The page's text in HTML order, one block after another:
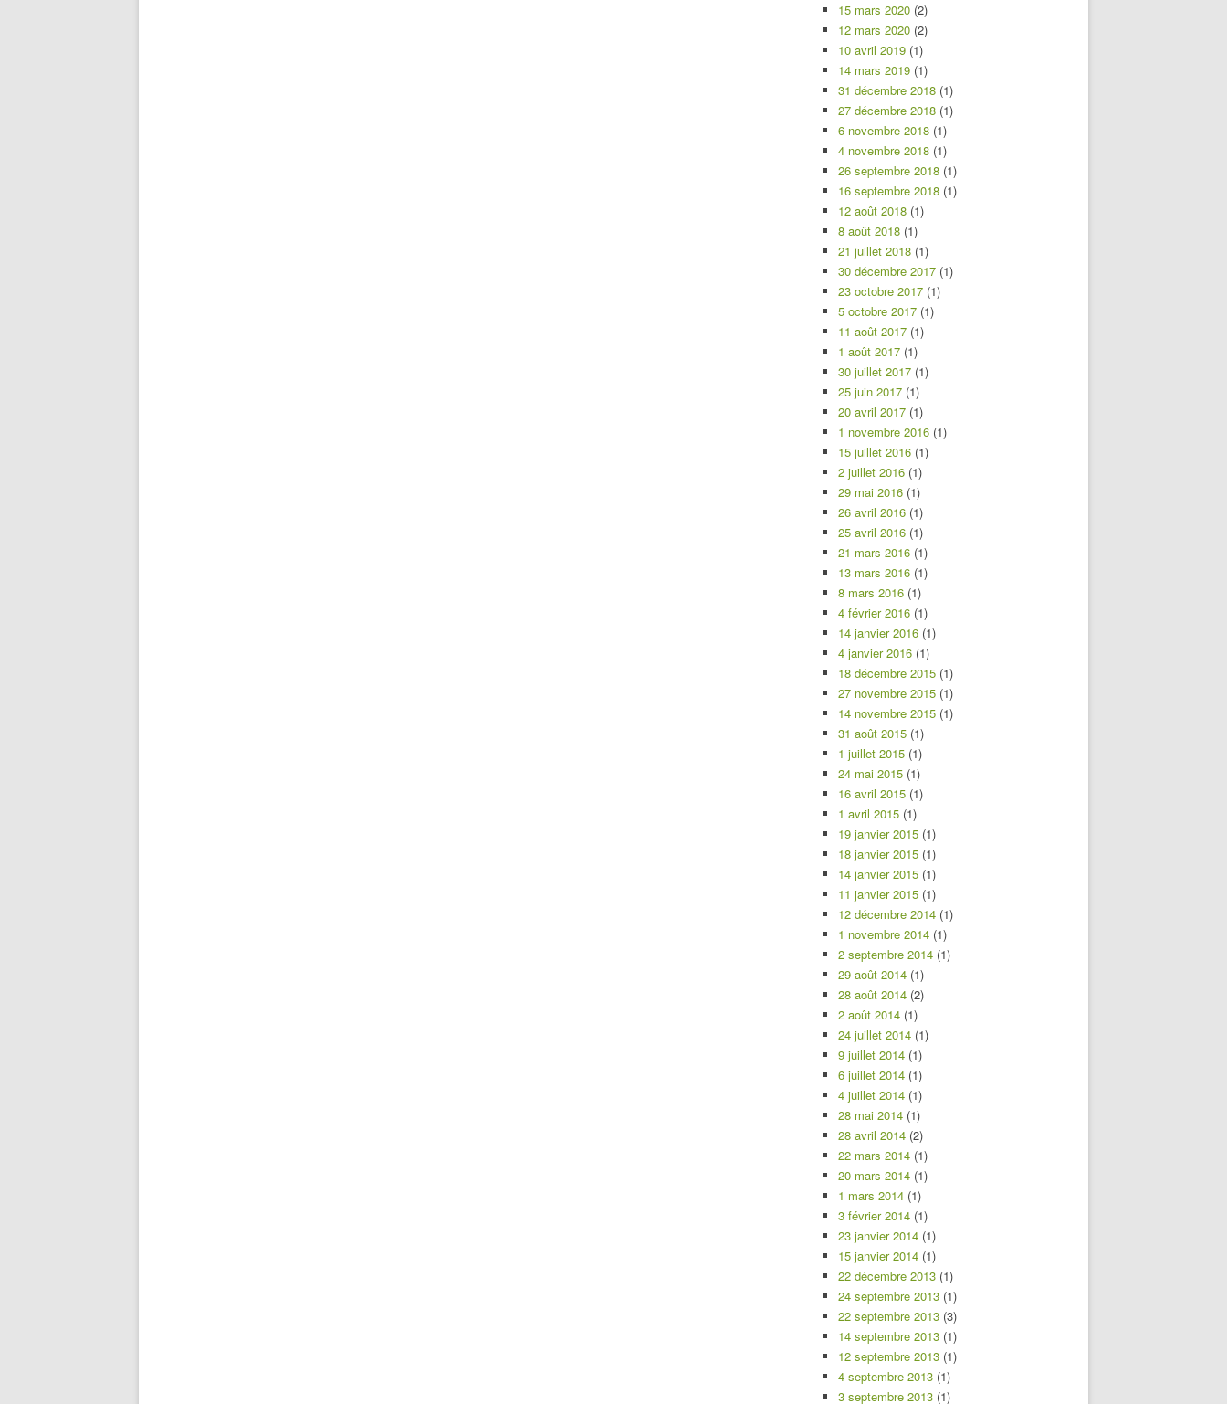
15 mars 2020 (2)
12 mars 2020 (2)
10 avril 2019 (1)
14 mars 2019 (1)
31 décembre 2018 (1)
27 décembre 2018 (1)
6 novembre 2018 (1)
4 novembre 2018 (1)
26 septembre 2018 (1)
16 septembre 2018 (1)
12 août 2018 (1)
8 août 2018 (1)
21 juillet 2018 (1)
30 décembre 2017 (1)
23 octobre 2017 (1)
5 octobre 2017 (1)
11 août 2017 (1)
1 août 2017 (1)
30 juillet 2017 (1)
25 juin 2017 (1)
20 avril 2017 (1)
1 novembre 2016 (1)
15 juillet 2016 (1)
2 juillet 2016 (1)
29 mai 2016 (1)
26 avril 2016 (1)
25 avril 2016 (1)
21 mars 2016 (1)
13 mars 2016 (1)
8 mars 2016 (1)
4 février 2016 (1)
14 janvier 2016 (1)
4 janvier 2016 (1)
18 décembre 2015 (1)
27 novembre 2015 (1)
14 novembre 2015 (1)
31 août 2015 (1)
1 juillet 2015 (1)
24 mai 2015 (1)
16 avril 2015 (1)
1 avril 2015 (1)
19 janvier 2015 (1)
18 janvier 2015 (1)
14 janvier 2015 (1)
11 janvier 2015 (1)
12 décembre 2014 (1)
1 novembre 2014 (1)
2 septembre 2014 (1)
29 août 2014 (1)
28 août 2014 (2)
2 août 2014 (1)
24 juillet 2014 (1)
9 juillet 2014 (1)
6 juillet 2014 (1)
4 juillet 2014 (1)
28 mai 2014 (1)
28 avril 2014 (2)
22 mars 2014 (1)
20 mars 2014 (1)
1 mars 2014 (1)
3 février 2014 (1)
23 janvier 2014 (1)
15 janvier 2014 (1)
22 décembre 2013 (1)
24 septembre 2013 (1)
22 septembre 2013 (3)
14 septembre 2013 (1)
12 septembre 2013 (1)
4 septembre 2013 (1)
3 septembre 2013 (1)